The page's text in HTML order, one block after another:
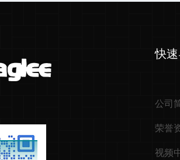
快
公司
荣誉
视频